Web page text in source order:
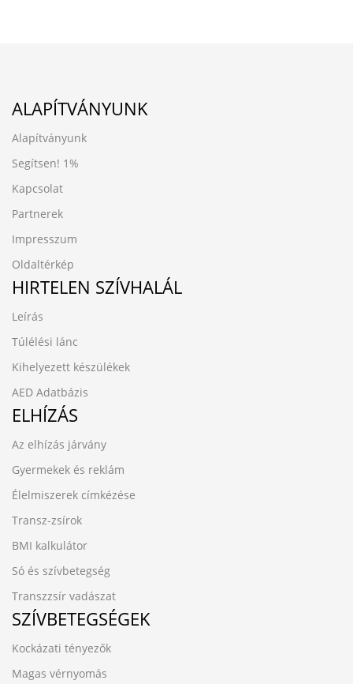
ALAPÍTVÁNYUNK
Alapítványunk
Segítsen! 1%
Kapcsolat
Partnerek
Impresszum
Oldaltérkép
HIRTELEN SZÍVHALÁL
Leírás
Túlélési lánc
Kihelyezett készülékek
AED Adatbázis
ELHÍZÁS
Az elhízás járvány
Gyermekek és reklám
Élelmiszerek címkézése
Transz-zsírok
BMI kalkulátor
Só és szívbetegség
Transzzsír vadászat
SZÍVBETEGSÉGEK
Kockázati tényezők
Magas vérnyomás